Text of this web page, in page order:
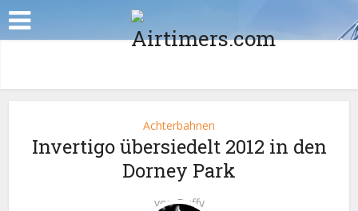
Achterbahnen
Invertigo übersiedelt 2012 in den
Dorney Park
vonDuffy